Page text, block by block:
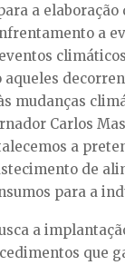
a elaboração
a
aqueles
mudanças
Carlos
a
de
para a
a
que